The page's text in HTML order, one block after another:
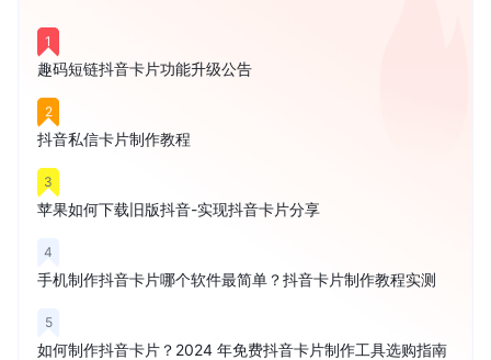
1
趣码短链抖音卡片功能升级公告
2
抖音私信卡片制作教程
3
苹果如何下载旧版抖音-实现抖音卡片分享
4
手机制作抖音卡片哪个软件最简单？抖音卡片制作教程实测
5
如何制作抖音卡片？2024 年免费抖音卡片制作工具选购指南